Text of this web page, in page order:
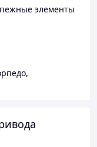
элементы